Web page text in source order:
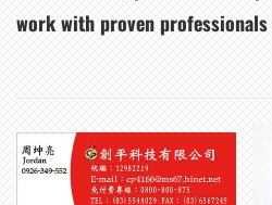
work with proven